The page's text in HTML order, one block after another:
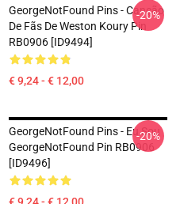
GeorgeNotFound Pins - Canção
De Fãs De Weston Koury Pin
RB0906 [ID9494]
€ 9,24 - € 12,00
-20%
GeorgeNotFound Pins - Eu Sou
GeorgeNotFound Pin RB0906
[ID9496]
-20%